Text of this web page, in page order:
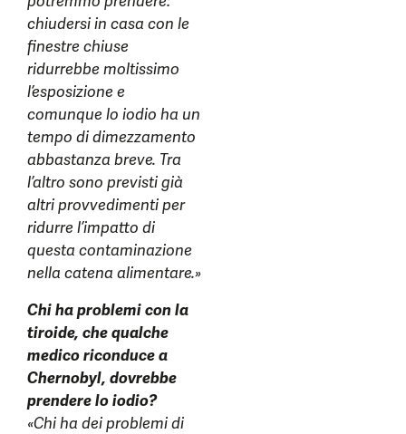
chiudersi in casa con le
finestre chiuse
ridurrebbe moltissimo
l’esposizione e
comunque lo iodio ha un
tempo di dimezzamento
abbastanza breve. Tra
l’altro sono previsti già
altri provvedimenti per
ridurre l’impatto di
questa contaminazione
nella catena alimentare.»
Chi ha problemi con la
tiroide, che qualche
medico riconduce a
Chernobyl, dovrebbe
prendere lo iodio?
«Chi ha dei problemi di